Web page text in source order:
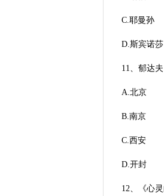
C.耶曼孙
D.斯宾诺莎
11、郁达
A.北京
B.南京
C.西安
D.开封
12、《心